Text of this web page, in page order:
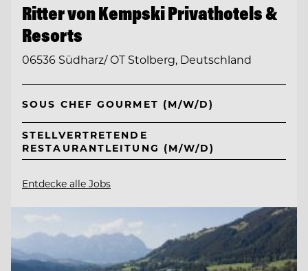
Ritter von Kempski Privathotels &
Resorts
06536 Südharz/ OT Stolberg, Deutschland
SOUS CHEF GOURMET (M/W/D)
STELLVERTRETENDE
RESTAURANTLEITUNG (M/W/D)
Entdecke alle Jobs